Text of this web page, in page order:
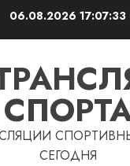
06.08.2026 17:07:34
СЕГОДНЯ